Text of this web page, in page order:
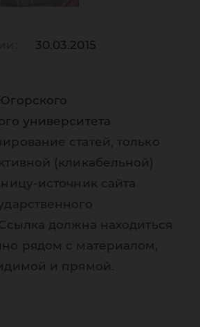
30.03.2015
университета
статей, только
(кликабельной)
источник сайта
должна находиться
рядом с материалом,
и прямой.